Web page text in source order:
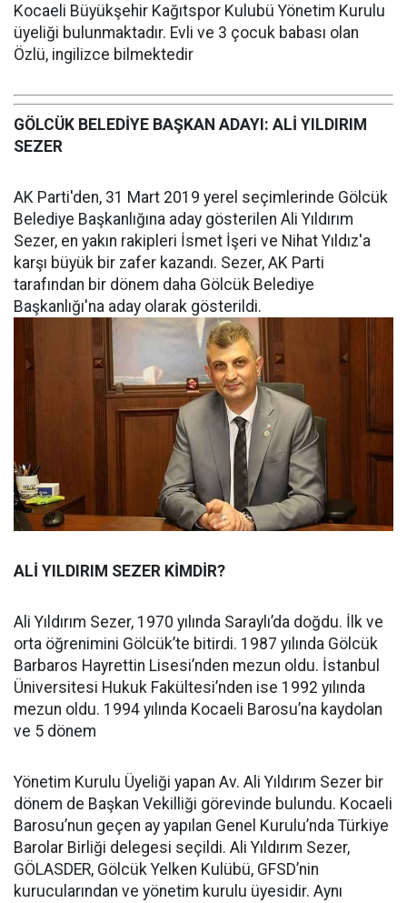
Kocaeli Büyükşehir Kağıtspor Kulubü Yönetim Kurulu
üyeliği bulunmaktadır. Evli ve 3 çocuk babası olan
Özlü, ingilizce bilmektedir
GÖLCÜK BELEDİYE BAŞKAN ADAYI: ALİ YILDIRIM
SEZER
AK Parti'den, 31 Mart 2019 yerel seçimlerinde Gölcük
Belediye Başkanlığına aday gösterilen Ali Yıldırım
Sezer, en yakın rakipleri İsmet İşeri ve Nihat Yıldız'a
karşı büyük bir zafer kazandı. Sezer, AK Parti
tarafından bir dönem daha Gölcük Belediye
Başkanlığı'na aday olarak gösterildi.
ALİ YILDIRIM SEZER KİMDİR?
Ali Yıldırım Sezer, 1970 yılında Saraylı’da doğdu. İlk ve
orta öğrenimini Gölcük’te bitirdi. 1987 yılında Gölcük
Barbaros Hayrettin Lisesi’nden mezun oldu. İstanbul
Üniversitesi Hukuk Fakültesi’nden ise 1992 yılında
mezun oldu. 1994 yılında Kocaeli Barosu’na kaydolan
ve 5 dönem
Yönetim Kurulu Üyeliği yapan Av. Ali Yıldırım Sezer bir
dönem de Başkan Vekilliği görevinde bulundu. Kocaeli
Barosu’nun geçen ay yapılan Genel Kurulu’nda Türkiye
Barolar Birliği delegesi seçildi. Ali Yıldırım Sezer,
GÖLASDER, Gölcük Yelken Kulübü, GFSD’nin
kurucularından ve yönetim kurulu üyesidir. Aynı